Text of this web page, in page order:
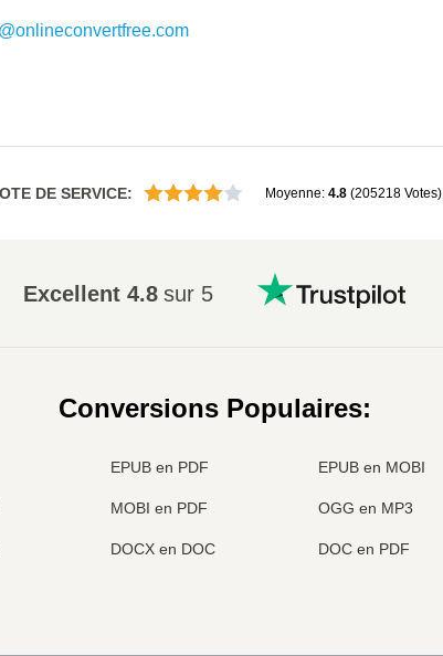
DE SERVICE: Moyenne: 4.8 (205218 Votes)
Excellent 4.8 sur 5
Conversions Populaires:
EPUB en PDF EPUB en MOBI
MOBI en PDF OGG en MP3
DOCX en DOC DOC en PDF